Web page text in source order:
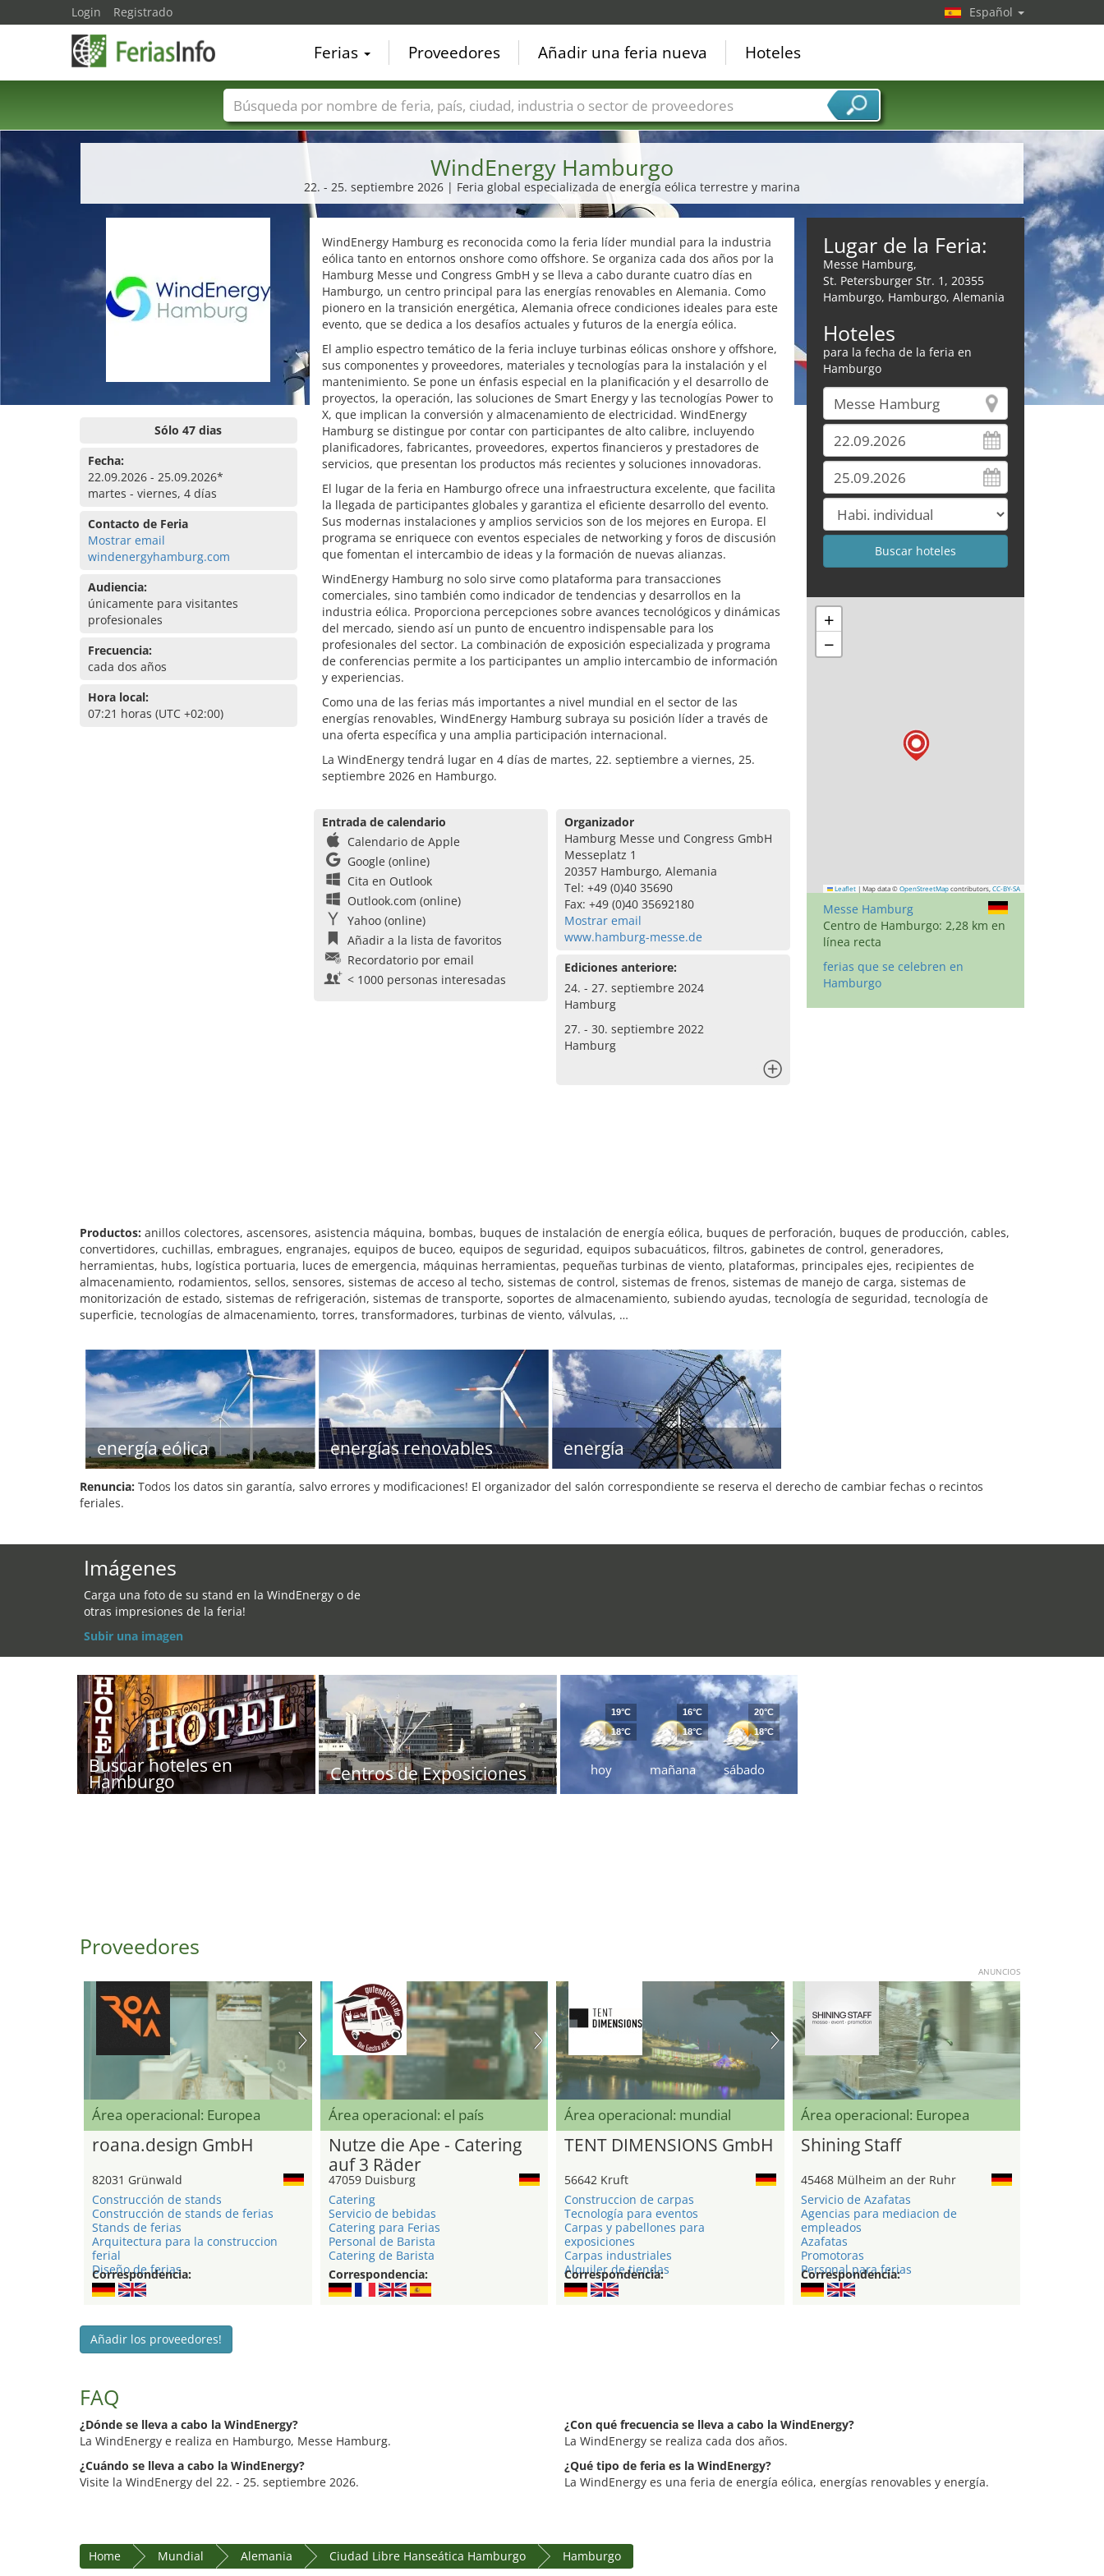
WindEnergy Hamburgo
22. - 25. septiembre 2026 | Feria global especializada de energía eólica terrestre y marina
Sólo 47 dias
Fecha:
22.09.2026 - 25.09.2026*
martes - viernes, 4 días
Contacto de Feria
Mostrar email
windenergyhamburg.com
Audiencia:
únicamente para visitantes
profesionales
Frecuencia:
cada dos años
Hora local:
07:21 horas (UTC +02:00)
WindEnergy Hamburg es reconocida como la feria líder mundial para la industria
eólica tanto en entornos onshore como offshore. Se organiza cada dos años por la
Hamburg Messe und Congress GmbH y se lleva a cabo durante cuatro días en
Hamburgo, un centro principal para las energías renovables en Alemania. Como
pionero en la transición energética, Alemania ofrece condiciones ideales para este
evento, que se dedica a los desafíos actuales y futuros de la energía eólica.
El amplio espectro temático de la feria incluye turbinas eólicas onshore y offshore,
sus componentes y proveedores, materiales y tecnologías para la instalación y el
mantenimiento. Se pone un énfasis especial en la planificación y el desarrollo de
proyectos, la operación, las soluciones de Smart Energy y las tecnologías Power to
X, que implican la conversión y almacenamiento de electricidad. WindEnergy
Hamburg se distingue por contar con participantes de alto calibre, incluyendo
planificadores, fabricantes, proveedores, expertos financieros y prestadores de
servicios, que presentan los productos más recientes y soluciones innovadoras.
El lugar de la feria en Hamburgo ofrece una infraestructura excelente, que facilita
la llegada de participantes globales y garantiza el eficiente desarrollo del evento.
Sus modernas instalaciones y amplios servicios son de los mejores en Europa. El
programa se enriquece con eventos especiales de networking y foros de discusión
que fomentan el intercambio de ideas y la formación de nuevas alianzas.
WindEnergy Hamburg no solo sirve como plataforma para transacciones
comerciales, sino también como indicador de tendencias y desarrollos en la
industria eólica. Proporciona percepciones sobre avances tecnológicos y dinámicas
del mercado, siendo así un punto de encuentro indispensable para los
profesionales del sector. La combinación de exposición especializada y programa
de conferencias permite a los participantes un amplio intercambio de información
y experiencias.
Como una de las ferias más importantes a nivel mundial en el sector de las
energías renovables, WindEnergy Hamburg subraya su posición líder a través de
una oferta específica y una amplia participación internacional.
La WindEnergy tendrá lugar en 4 días de martes, 22. septiembre a viernes, 25.
septiembre 2026 en Hamburgo.
Entrada de calendario
Calendario de Apple
Google (online)
Cita en Outlook
Outlook.com (online)
Yahoo (online)
Añadir a la lista de favoritos
Recordatorio por email
< 1000 personas interesadas
Organizador
Hamburg Messe und Congress GmbH
Messeplatz 1
20357 Hamburgo, Alemania
Tel: +49 (0)40 35690
Fax: +49 (0)40 35692180
Mostrar email
www.hamburg-messe.de
Ediciones anteriore:
24. - 27. septiembre 2024
Hamburg
27. - 30. septiembre 2022
Hamburg
Lugar de la Feria:
Messe Hamburg,
St. Petersburger Str. 1, 20355
Hamburgo, Hamburgo, Alemania
Hoteles
para la fecha de la feria en
Hamburgo
+
−
Leaflet | Map data © OpenStreetMap contributors, CC-BY-SA
Messe Hamburg
Centro de Hamburgo: 2,28 km en
línea recta
ferias que se celebren en
Hamburgo
Productos: anillos colectores, ascensores, asistencia máquina, bombas, buques de instalación de energía eólica, buques de perforación, buques de producción, cables,
convertidores, cuchillas, embragues, engranajes, equipos de buceo, equipos de seguridad, equipos subacuáticos, filtros, gabinetes de control, generadores,
herramientas, hubs, logística portuaria, luces de emergencia, máquinas herramientas, pequeñas turbinas de viento, plataformas, principales ejes, recipientes de
almacenamiento, rodamientos, sellos, sensores, sistemas de acceso al techo, sistemas de control, sistemas de frenos, sistemas de manejo de carga, sistemas de
monitorización de estado, sistemas de refrigeración, sistemas de transporte, soportes de almacenamiento, subiendo ayudas, tecnología de seguridad, tecnología de
superficie, tecnologías de almacenamiento, torres, transformadores, turbinas de viento, válvulas, …
energía eólica energías renovables energía
Renuncia: Todos los datos sin garantía, salvo errores y modificaciones! El organizador del salón correspondiente se reserva el derecho de cambiar fechas o recintos
feriales.
Imágenes
Carga una foto de su stand en la WindEnergy o de
otras impresiones de la feria!
Subir una imagen
Buscar hoteles en
Hamburgo Centros de Exposiciones hoy
19°C
18°C
mañana
16°C
18°C
sábado
20°C
18°C
Proveedores
ANUNCIOS
Área operacional: Europea
roana.design GmbH
82031 Grünwald
Construcción de stands
Construcción de stands de ferias
Stands de ferias
Arquitectura para la construccion
ferial
Diseño de ferias
Correspondencia:
Área operacional: el país
Nutze die Ape - Catering
auf 3 Räder
47059 Duisburg
Catering
Servicio de bebidas
Catering para Ferias
Personal de Barista
Catering de Barista
Correspondencia:
Área operacional: mundial
TENT DIMENSIONS GmbH
56642 Kruft
Construccion de carpas
Tecnología para eventos
Carpas y pabellones para
exposiciones
Carpas industriales
Alquiler de tiendas
Correspondencia:
Área operacional: Europea
Shining Staff
45468 Mülheim an der Ruhr
Servicio de Azafatas
Agencias para mediacion de
empleados
Azafatas
Promotoras
Personal para ferias
Correspondencia:
Añadir los proveedores!
FAQ
¿Dónde se lleva a cabo la WindEnergy?
La WindEnergy e realiza en Hamburgo, Messe Hamburg.
¿Cuándo se lleva a cabo la WindEnergy?
Visite la WindEnergy del 22. - 25. septiembre 2026.
¿Con qué frecuencia se lleva a cabo la WindEnergy?
La WindEnergy se realiza cada dos años.
¿Qué tipo de feria es la WindEnergy?
La WindEnergy es una feria de energía eólica, energías renovables y energía.
Home Mundial Alemania Ciudad Libre Hanseática Hamburgo Hamburgo
Login Registrado Español
Ferias Proveedores Añadir una feria nueva Hoteles
Nombres de ferias Países Ciudades Sectores de ferias Sectores de proveedor de servicios